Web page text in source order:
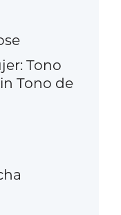
Tono
Tono de